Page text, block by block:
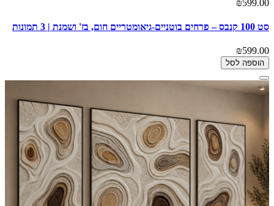
₪599.00
סט 100 קנבס – פרחים בוטניים-גיאומטריים חום, בז' ושמנת | 3 תמונות
₪599.00
הוספה לסל